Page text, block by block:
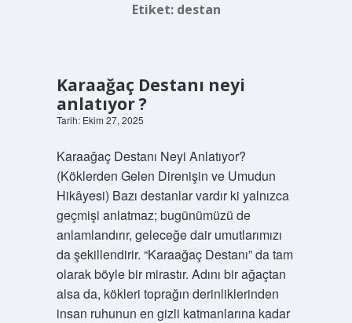
Etiket: destan
Karaağaç Destanı neyi
anlatıyor ?
Tarih: Ekim 27, 2025
Karaağaç Destanı Neyi Anlatıyor?
(Köklerden Gelen Direnişin ve Umudun
Hikâyesi) Bazı destanlar vardır ki yalnızca
geçmişi anlatmaz; bugünümüzü de
anlamlandırır, geleceğe dair umutlarımızı
da şekillendirir. “Karaağaç Destanı” da tam
olarak böyle bir mirastır. Adını bir ağaçtan
alsa da, kökleri toprağın derinliklerinden
insan ruhunun en gizli katmanlarına kadar